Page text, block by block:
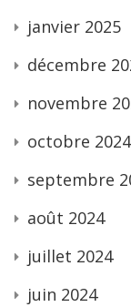
janvier 2025
décembre
novembre
octobre 2024
septembre
août 2024
juillet 2024
juin 2024